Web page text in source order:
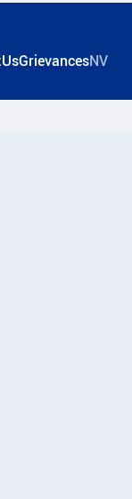
GrievancesNV